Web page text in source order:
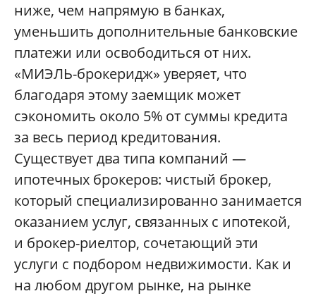
ниже, чем напрямую в банках,
уменьшить дополнительные банковские
платежи или освободиться от них.
«МИЭЛЬ-брокеридж» уверяет, что
благодаря этому заемщик может
сэкономить около 5% от суммы кредита
за весь период кредитования.
Существует два типа компаний —
ипотечных брокеров: чистый брокер,
который специализированно занимается
оказанием услуг, связанных с ипотекой,
и брокер-риелтор, сочетающий эти
услуги с подбором недвижимости. Как и
на любом другом рынке, на рынке